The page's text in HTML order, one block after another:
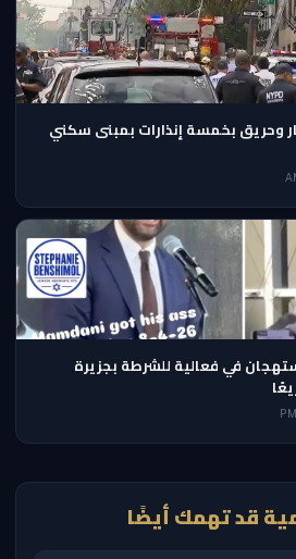
انفجار وحريق بخمسة إنذارات بمبنى سكني
في فعالية للشرطة بجزيرة
قد تهمك أيضًا